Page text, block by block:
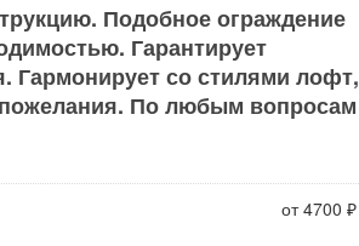
Подобное ограждение
Гарантирует
Гармонирует со стилями лофт,
По любым вопросам
от 4700 ₽